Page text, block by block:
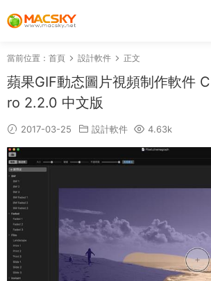
當前位置： 首頁 設計軟件 正文
蘋果GIF動态圖片視頻制作軟件
ro 2.2.0 中文版
2017-03-25 設計軟件 4.63k